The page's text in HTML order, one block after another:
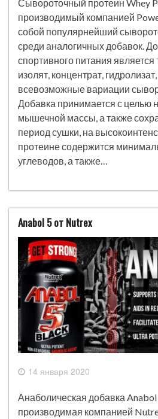
Сывороточный протеин Whey
производимый компанией
собой популярнейший
среди аналогичных добавок.
спортивного питания является
изолят, концентрат,
всевозможные вариации
Добавка принимается с целью
мышечной массы, а также
период сушки, на
протеине содержится
углеводов, а также…
Anabol 5 от Nutrex
14 января 2020
Анаболическая добавка Anabol
производимая компанией